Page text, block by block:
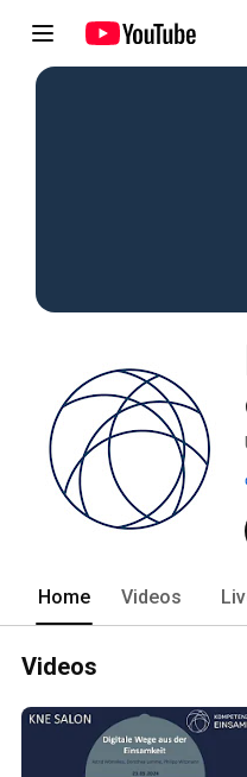
Home Videos
Videos